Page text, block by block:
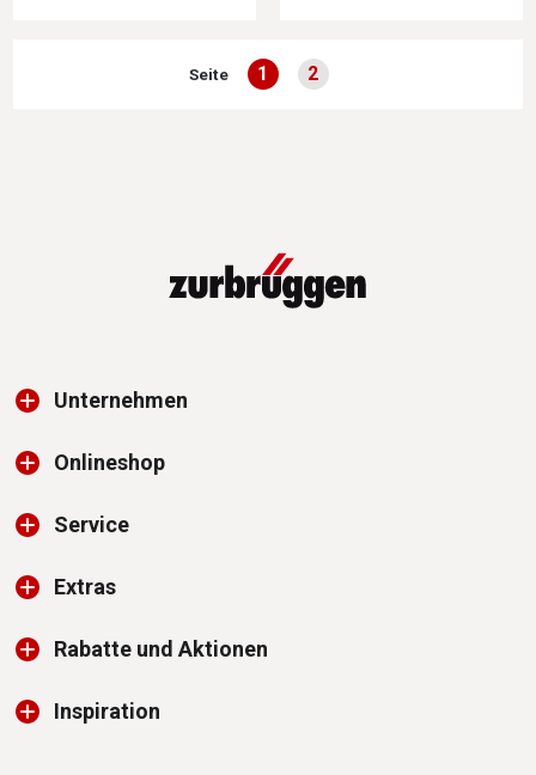
Seite
Seite
1
Seite
2
Unternehmen
Onlineshop
Service
Extras
Rabatte und Aktionen
Inspiration